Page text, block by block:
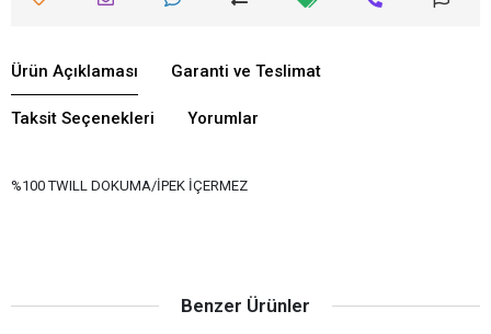
Ürün Açıklaması Garanti ve Teslimat
Taksit Seçenekleri Yorumlar
%100 TWILL DOKUMA/İPEK İÇERMEZ
Benzer Ürünler